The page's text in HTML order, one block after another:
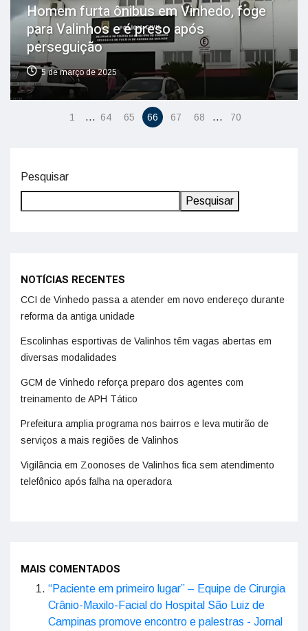
Homem furta ônibus em Vinhedo, foge
para Valinhos e é preso após
perseguição
5 de março de 2025
1 … 64 65 66 67 68 … 70
Pesquisar
Pesquisar
NOTÍCIAS RECENTES
CCI de Vinhedo passa a atender em novo endereço durante
reforma da antiga unidade
Escolinhas esportivas de Valinhos têm vagas abertas em
diversas modalidades
GCM de Vinhedo reforça preparo dos agentes com
treinamento de APH Tático
Prefeitura amplia programa nos bairros e leva mutirão de
serviços a mais regiões de Valinhos
Vigilância em Zoonoses de Valinhos fica sem atendimento
telefônico após falha na operadora
MAIS COMENTADOS
“Paciente em primeiro lugar” – Equipe de Cirurgia
Crânio-Maxilo-Facial do Hospital São Luiz de
Campinas promove encontro e palestras - Jornal